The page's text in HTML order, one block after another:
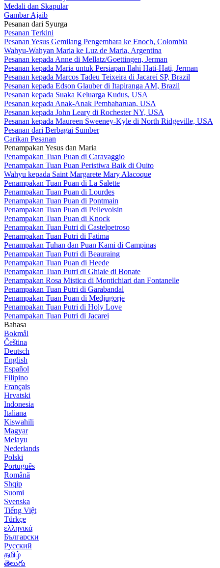
Medali dan Skapular
Gambar Ajaib
Pesanan dari Syurga
Pesanan Terkini
Pesanan Yesus Gemilang Pengembara ke Enoch, Colombia
Wahyu-Wahyan Maria ke Luz de Maria, Argentina
Pesanan kepada Anne di Mellatz/Goettingen, Jerman
Pesanan kepada Maria untuk Persiapan Ilahi Hati-Hati, Jerman
Pesanan kepada Marcos Tadeu Teixeira di Jacareí SP, Brazil
Pesanan kepada Edson Glauber di Itapiranga AM, Brazil
Pesanan kepada Suaka Keluarga Kudus, USA
Pesanan kepada Anak-Anak Pembaharuan, USA
Pesanan kepada John Leary di Rochester NY, USA
Pesanan kepada Maureen Sweeney-Kyle di North Ridgeville, USA
Pesanan dari Berbagai Sumber
Carikan Pesanan
Penampakan Yesus dan Maria
Penampakan Tuan Puan di Caravaggio
Penampakan Tuan Puan Peristiwa Baik di Quito
Wahyu kepada Saint Margarete Mary Alacoque
Penampakan Tuan Puan di La Salette
Penampakan Tuan Puan di Lourdes
Penampakan Tuan Puan di Pontmain
Penampakan Tuan Puan di Pellevoisin
Penampakan Tuan Puan di Knock
Penampakan Tuan Putri di Castelpetroso
Penampakan Tuan Putri di Fatima
Penampakan Tuhan dan Puan Kami di Campinas
Penampakan Tuan Putri di Beauraing
Penampakan Tuan Puan di Heede
Penampakan Tuan Putri di Ghiaie di Bonate
Penampakan Rosa Mistica di Montichiari dan Fontanelle
Penampakan Tuan Putri di Garabandal
Penampakan Tuan Puan di Medjugorje
Penampakan Tuan Putri di Holy Love
Penampakan Tuan Putri di Jacarei
Bahasa
Bokmål
Čeština
Deutsch
English
Español
Filipino
Français
Hrvatski
Indonesia
Italiana
Kiswahili
Magyar
Melayu
Nederlands
Polski
Português
Română
Shqip
Suomi
Svenska
Tiếng Việt
Türkçe
ελληνικά
Български
Русский
தமிழ்
తెలుగు